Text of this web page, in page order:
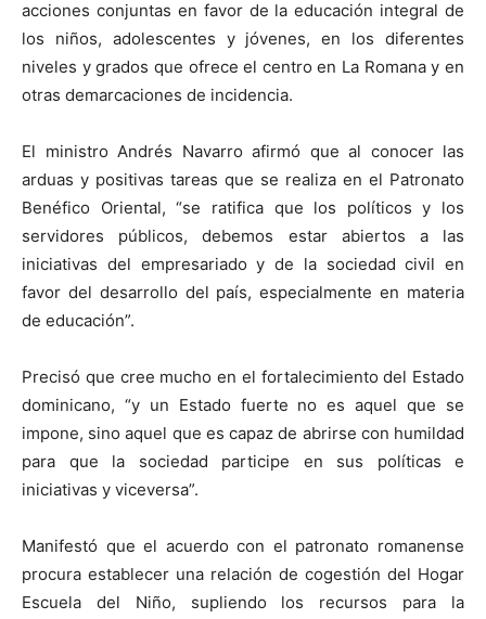
acciones conjuntas en favor de la educación integral de
los niños, adolescentes y jóvenes, en los diferentes
niveles y grados que ofrece el centro en La Romana y en
otras demarcaciones de incidencia.
El ministro Andrés Navarro afirmó que al conocer las
arduas y positivas tareas que se realiza en el Patronato
Benéfico Oriental, “se ratifica que los políticos y los
servidores públicos, debemos estar abiertos a las
iniciativas del empresariado y de la sociedad civil en
favor del desarrollo del país, especialmente en materia
de educación”.
Precisó que cree mucho en el fortalecimiento del Estado
dominicano, “y un Estado fuerte no es aquel que se
impone, sino aquel que es capaz de abrirse con humildad
para que la sociedad participe en sus políticas e
iniciativas y viceversa”.
Manifestó que el acuerdo con el patronato romanense
procura establecer una relación de cogestión del Hogar
Escuela del Niño, supliendo los recursos para la